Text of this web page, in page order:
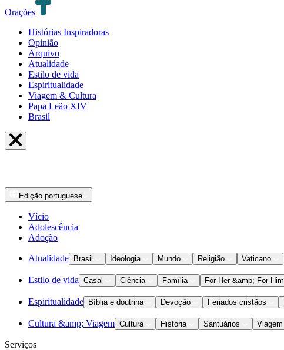
Orações
Histórias Inspiradoras
Opinião
Arquivo
Atualidade
Estilo de vida
Espiritualidade
Viagem & Cultura
Papa Leão XIV
Brasil
Edição portuguese
Vício
Adolescência
Adoção
Atualidade Brasil Ideologia Mundo Religião Vaticano
Estilo de vida Casal Ciência Família For Her &amp; For Him
Espiritualidade Bíblia e doutrina Devoção Feriados cristãos
Cultura &amp; Viagem Cultura História Santuários Viagem
Serviços